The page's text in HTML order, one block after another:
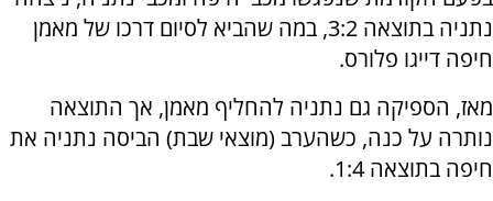
נתניה בתוצאה 3:2, במה שהביא לסיום דרכו של מאמן
חיפה דייגו פלורס.
מאז, הספיקה גם נתניה להחליף מאמן, אך התוצאה
נותרה על כנה, כשהערב (מוצאי שבת) הביסה נתניה את
חיפה בתוצאה 1:4.